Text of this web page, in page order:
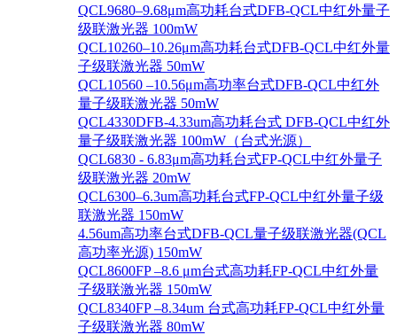
QCL9680–9.68μm高功耗台式DFB-QCL中红外量子
级联激光器 100mW
QCL10260–10.26μm高功耗台式DFB-QCL中红外量
子级联激光器 50mW
QCL10560 –10.56μm高功率台式DFB-QCL中红外
量子级联激光器 50mW
QCL4330DFB-4.33um高功耗台式 DFB-QCL中红外
量子级联激光器 100mW（台式光源）
QCL6830 - 6.83μm高功耗台式FP-QCL中红外量子
级联激光器 20mW
QCL6300–6.3um高功耗台式FP-QCL中红外量子级
联激光器 150mW
4.56um高功率台式DFB-QCL量子级联激光器(QCL
高功率光源) 150mW
QCL8600FP –8.6 μm台式高功耗FP-QCL中红外量
子级联激光器 150mW
QCL8340FP –8.34um 台式高功耗FP-QCL中红外量
子级联激光器 80mW